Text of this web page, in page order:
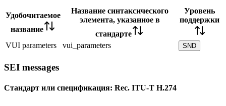
Удобочитаемое
название
Название синтаксического
элемента, указанное в
стандарте
Уровень
поддержки
VUI parameters vui_parameters SND
SEI messages
Стандарт или спецификация: Rec. ITU-T H.274